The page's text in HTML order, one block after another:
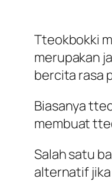
Tteokbokki
merupakan
bercita rasa
Biasanya
membuat
Salah satu
alternatif